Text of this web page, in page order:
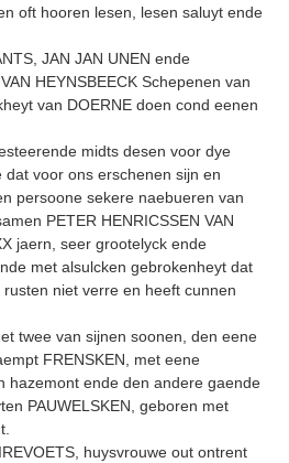
oft hooren lesen, lesen saluyt ende
JAN JAN UNEN ende
HEYNSBEECK Schepenen van
van DOERNE doen cond eenen
midts desen voor dye
voor ons erschenen sijn en
persoone sekere naebueren van
PETER HENRICSSEN VAN
jaern, seer grootelyck ende
met alsulcken gebrokenheyt dat
niet verre en heeft cunnen
twee van sijnen soonen, den eene
FRENSKEN, met eene
hazemont ende den andere gaende
PAUWELSKEN, geboren met
huysvrouwe out ontrent